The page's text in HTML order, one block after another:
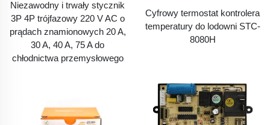
Niezawodny i trwały stycznik
3P 4P trójfazowy 220 V AC o
prądach znamionowych 20 A,
30 A, 40 A, 75 A do
chłodnictwa przemysłowego
Cyfrowy termostat kontrolera
temperatury do lodowni STC-
8080H